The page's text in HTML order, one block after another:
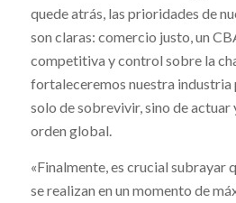
quede atrás, las prioridades de
son claras: comercio justo, un
competitiva y control sobre la
fortaleceremos nuestra industria
solo de sobrevivir, sino de actuar
orden global.
«Finalmente, es crucial subrayar
se realizan en un momento de